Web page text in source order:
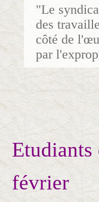
"Le
des
côté de
par
Etudiants
février